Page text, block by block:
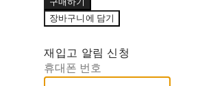
장바구니에 담기
재입고 알림 신청
휴대폰 번호